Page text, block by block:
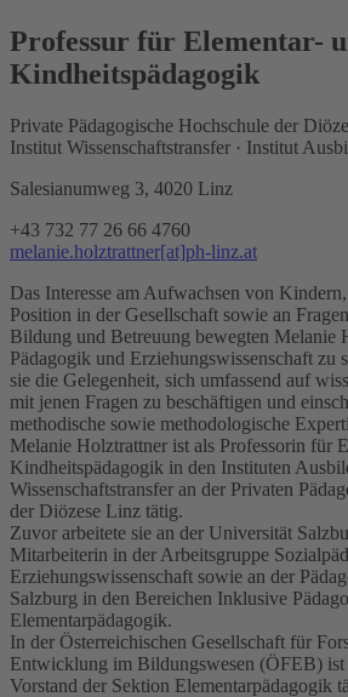
Professur für Elementar-
Kindheitspädagogik
Private Pädagogische Hochschule der
Institut Wissenschaftstransfer · Institut
Salesianumweg 3, 4020 Linz
+43 732 77 26 66 4760
melanie.holztrattner[at]ph-linz.at
Das Interesse am Aufwachsen von
Position in der Gesellschaft sowie an
Bildung und Betreuung bewegten Melanie
Pädagogik und Erziehungswissenschaft zu
sie die Gelegenheit, sich umfassend auf
mit jenen Fragen zu beschäftigen und
methodische sowie methodologische
Melanie Holztrattner ist als Professorin für
Kindheitspädagogik in den Instituten
Wissenschaftstransfer an der Privaten
der Diözese Linz tätig.
Zuvor arbeitete sie an der Universität
Mitarbeiterin in der Arbeitsgruppe
Erziehungswissenschaft sowie an der
Salzburg in den Bereichen Inklusive
Elementarpädagogik.
In der Österreichischen Gesellschaft für
Entwicklung im Bildungswesen (ÖFEB)
Vorstand der Sektion Elementarpädagogik